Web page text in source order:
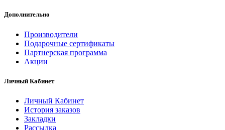
Дополнительно
Производители
Подарочные сертификаты
Партнерская программа
Акции
Личный Кабинет
Личный Кабинет
История заказов
Закладки
Рассылка